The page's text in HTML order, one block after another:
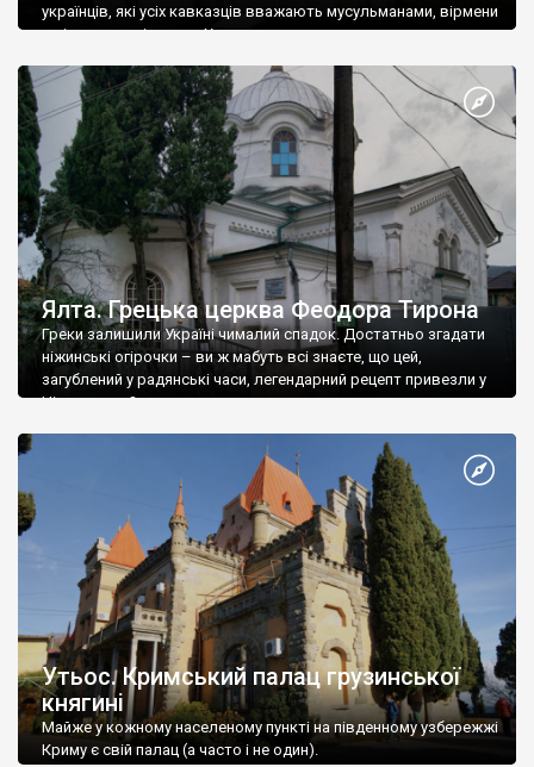
українців, які усіх кавказців вважають мусульманами, вірмени
є відданими вірянами Христа
Ялта. Грецька церква Феодора Тирона
Греки залишили Україні чималий спадок. Достатньо згадати
ніжинські огірочки – ви ж мабуть всі знаєте, що цей,
загублений у радянські часи, легендарний рецепт привезли у
Ніжин греки?
Утьос. Кримський палац грузинської
княгині
Майже у кожному населеному пункті на південному узбережжі
Криму є свій палац (а часто і не один).